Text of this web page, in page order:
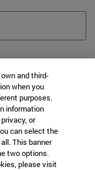
and third-
when you
purposes.
information
or
can select the
This banner
two options.
please visit